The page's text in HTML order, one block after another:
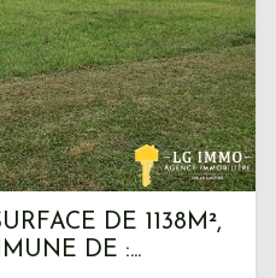
DE 1138M²,
DE :...